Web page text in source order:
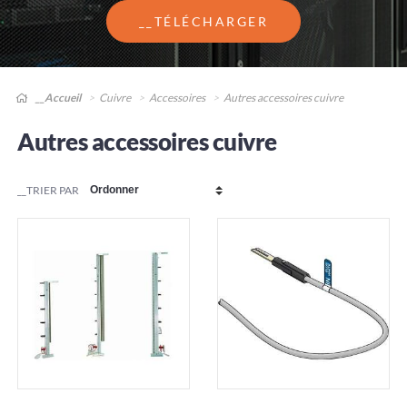
__TÉLÉCHARGER
__Accueil Cuivre Accessoires Autres accessoires cuivre
Autres accessoires cuivre
__TRIER PAR